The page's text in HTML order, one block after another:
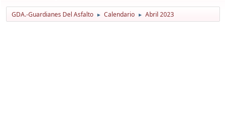
GDA.-Guardianes Del Asfalto ► Calendario ► Abril 2023